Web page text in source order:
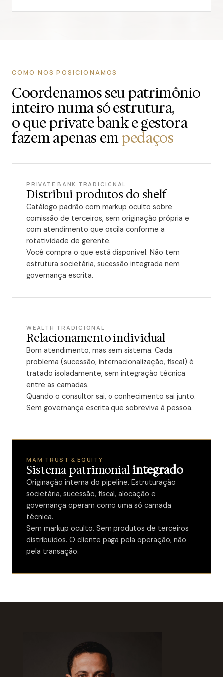
COMO NOS POSICIONAMOS
Coordenamos seu patrimônio
inteiro numa só estrutura,
o que private bank e gestora
fazem apenas empedaços
PRIVATE BANK TRADICIONAL
Distribui produtos do shelf
Catálogo padrão com markup oculto sobre
comissão de terceiros, sem originação própria e
com atendimento que oscila conforme a
rotatividade de gerente.
Você compra o que está disponível. Não tem
estrutura societária, sucessão integrada nem
governança escrita.
WEALTH TRADICIONAL
Relacionamento individual
Bom atendimento, mas sem sistema. Cada
problema (sucessão, internacionalização, fiscal) é
tratado isoladamente, sem integração técnica
entre as camadas.
Quando o consultor sai, o conhecimento sai junto.
Sem governança escrita que sobreviva à pessoa.
MAM TRUST & EQUITY
Sistema patrimonialintegrado
Originação interna do pipeline. Estruturação
societária, sucessão, fiscal, alocação e
governança operam como uma só camada
técnica.
Sem markup oculto. Sem produtos de terceiros
distribuídos. O cliente paga pela operação, não
pela transação.